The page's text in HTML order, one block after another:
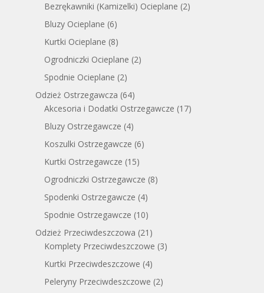
Bezrękawniki (Kamizelki) Ocieplane (2)
Bluzy Ocieplane (6)
Kurtki Ocieplane (8)
Ogrodniczki Ocieplane (2)
Spodnie Ocieplane (2)
Odzież Ostrzegawcza (64)
Akcesoria i Dodatki Ostrzegawcze (17)
Bluzy Ostrzegawcze (4)
Koszulki Ostrzegawcze (6)
Kurtki Ostrzegawcze (15)
Ogrodniczki Ostrzegawcze (8)
Spodenki Ostrzegawcze (4)
Spodnie Ostrzegawcze (10)
Odzież Przeciwdeszczowa (21)
Komplety Przeciwdeszczowe (3)
Kurtki Przeciwdeszczowe (4)
Peleryny Przeciwdeszczowe (2)